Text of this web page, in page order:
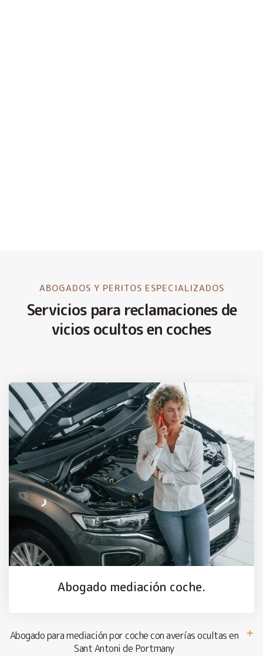
ABOGADOS Y PERITOS ESPECIALIZADOS
Servicios para reclamaciones de
vicios ocultos en coches
Abogado mediación coche.
Abogado para mediación por coche con averías ocultas en
Sant Antoni de Portmany